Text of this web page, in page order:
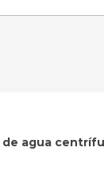
de agua